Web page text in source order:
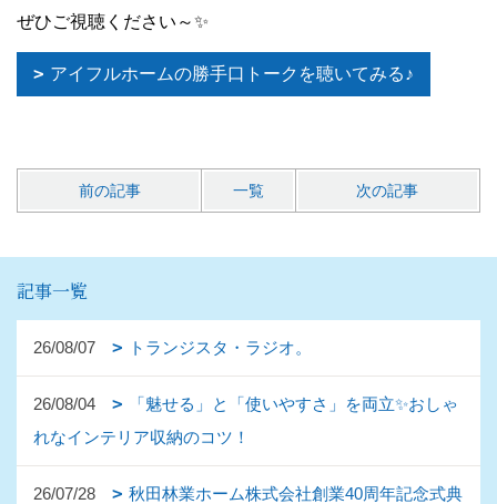
ぜひご視聴ください～✨
アイフルホームの勝手口トークを聴いてみる♪
前の記事 一覧 次の記事
記事一覧
26/08/07 トランジスタ・ラジオ。
26/08/04
「魅せる」と「使いやすさ」を両立✨おしゃ
れなインテリア収納のコツ！
26/07/28
秋田林業ホーム株式会社創業40周年記念式典